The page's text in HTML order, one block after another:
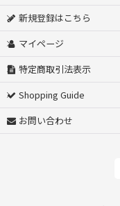
新規登録はこちら
マイページ
特定商取引法表示
Shopping Guide
お問い合わせ